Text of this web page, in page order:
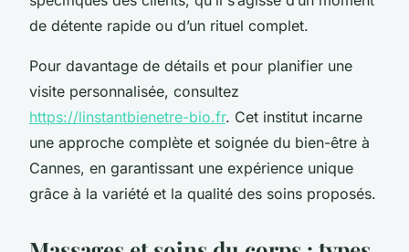
de détente rapide ou d’un rituel complet.
Pour davantage de détails et pour planifier une
visite personnalisée, consultez
https://linstantbienetre-bio.fr. Cet institut incarne
une approche complète et soignée du bien-être à
Cannes, en garantissant une expérience unique
grâce à la variété et la qualité des soins proposés.